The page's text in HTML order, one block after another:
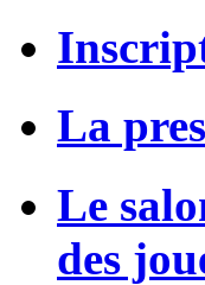
La
Le
des